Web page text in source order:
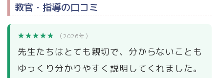
教官・指導の口コミ
★★★★★ （2026年）
先生たちはとても親切で、分からないことも
ゆっくり分かりやすく説明してくれました。